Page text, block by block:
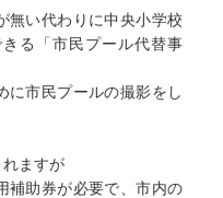
無い代わりに中央小学校
る「市民プール代替事
に市民プールの撮影をし
ますが
補助券が必要で、市内の